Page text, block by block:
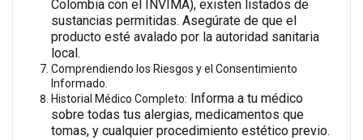
Colombia con el INVIMA), existen listados de
sustancias permitidas. Asegúrate de que el
producto esté avalado por la autoridad sanitaria
local .
Comprendiendo los Riesgos y el Consentimiento
Informado.
Historial Médico Completo:
Informa a tu médico
sobre todas tus alergias, medicamentos que
tomas, y cualquier procedimiento estético previo.